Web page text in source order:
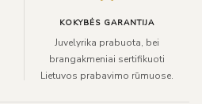
KOKYBĖS GARANTIJA
Juvelyrika prabuota, bei
brangakmeniai sertifikuoti
Lietuvos prabavimo rūmuose.